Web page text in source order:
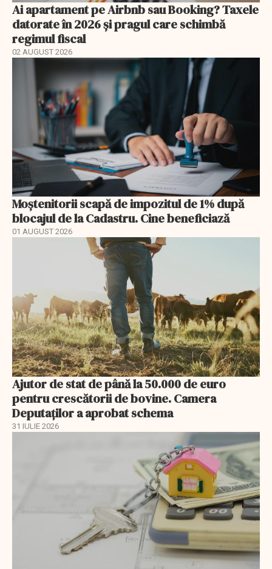
Ai apartament pe Airbnb sau Booking? Taxele
datorate în 2026 și pragul care schimbă
regimul fiscal
02 AUGUST 2026
Moștenitorii scapă de impozitul de 1% după
blocajul de la Cadastru. Cine beneficiază
01 AUGUST 2026
Ajutor de stat de până la 50.000 de euro
pentru crescătorii de bovine. Camera
Deputaților a aprobat schema
31 IULIE 2026